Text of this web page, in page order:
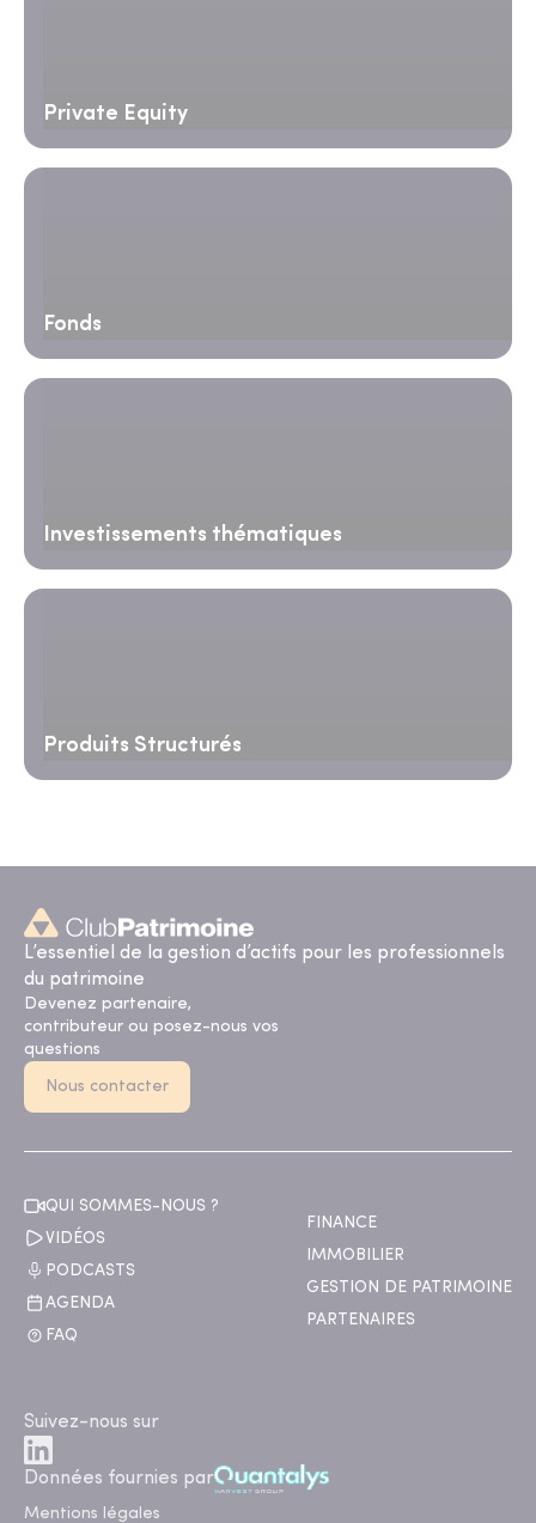
Private Equity
Fonds
Investissements thématiques
Produits Structurés
L’essentiel de la gestion d’actifs pour les professionnels
du patrimoine
Devenez partenaire,
contributeur ou posez-nous vos
questions
Nous contacter
QUI SOMMES-NOUS ?
VIDÉOS
PODCASTS
AGENDA
FAQ
FINANCE
IMMOBILIER
GESTION DE PATRIMOINE
PARTENAIRES
Suivez-nous sur
Données fournies par
Mentions légales